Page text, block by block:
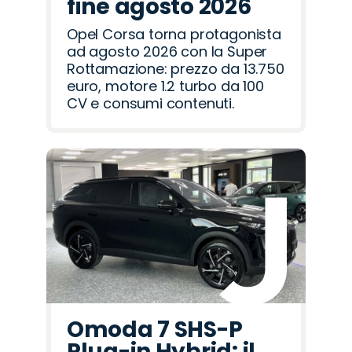
fine agosto 2026
Opel Corsa torna protagonista
ad agosto 2026 con la Super
Rottamazione: prezzo da 13.750
euro, motore 1.2 turbo da 100
CV e consumi contenuti.
Omoda 7 SHS-P